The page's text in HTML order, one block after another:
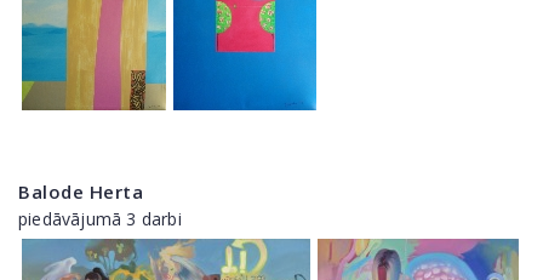
Balode Herta
piedāvājumā 3 darbi